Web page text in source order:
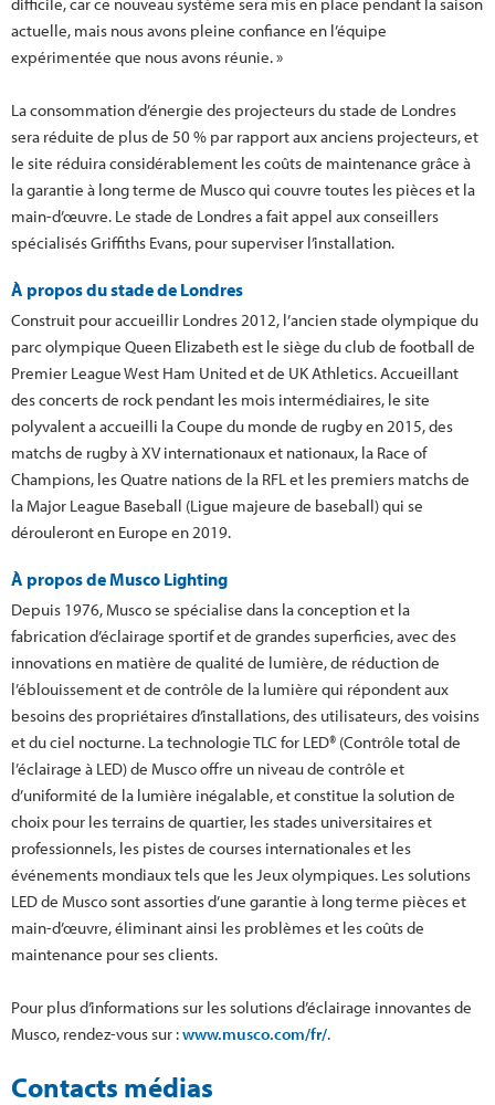
actuelle, mais nous avons pleine confiance en l’équipe
expérimentée que nous avons réunie. »
La consommation d’énergie des projecteurs du stade de Londres
sera réduite de plus de 50 % par rapport aux anciens projecteurs, et
le site réduira considérablement les coûts de maintenance grâce à
la garantie à long terme de Musco qui couvre toutes les pièces et la
main-d’œuvre. Le stade de Londres a fait appel aux conseillers
spécialisés Griffiths Evans, pour superviser l’installation.
À propos du stade de Londres
Construit pour accueillir Londres 2012, l’ancien stade olympique du
parc olympique Queen Elizabeth est le siège du club de football de
Premier League West Ham United et de UK Athletics. Accueillant
des concerts de rock pendant les mois intermédiaires, le site
polyvalent a accueilli la Coupe du monde de rugby en 2015, des
matchs de rugby à XV internationaux et nationaux, la Race of
Champions, les Quatre nations de la RFL et les premiers matchs de
la Major League Baseball (Ligue majeure de baseball) qui se
dérouleront en Europe en 2019.
À propos de Musco Lighting
Depuis 1976, Musco se spécialise dans la conception et la
fabrication d’éclairage sportif et de grandes superficies, avec des
innovations en matière de qualité de lumière, de réduction de
l’éblouissement et de contrôle de la lumière qui répondent aux
besoins des propriétaires d’installations, des utilisateurs, des voisins
et du ciel nocturne. La technologie TLC for LED® (Contrôle total de
l’éclairage à LED) de Musco offre un niveau de contrôle et
d’uniformité de la lumière inégalable, et constitue la solution de
choix pour les terrains de quartier, les stades universitaires et
professionnels, les pistes de courses internationales et les
événements mondiaux tels que les Jeux olympiques. Les solutions
LED de Musco sont assorties d’une garantie à long terme pièces et
main-d’œuvre, éliminant ainsi les problèmes et les coûts de
maintenance pour ses clients.
Pour plus d’informations sur les solutions d’éclairage innovantes de
Musco, rendez-vous sur :www.musco.com/fr/.
Contacts médias